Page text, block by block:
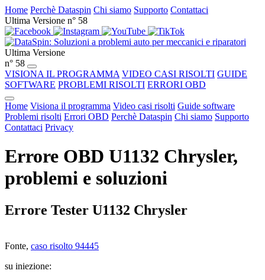
Home Perchè Dataspin Chi siamo Supporto Contattaci
Ultima Versione n° 58
Ultima Versione
n° 58
VISIONA IL PROGRAMMA VIDEO CASI RISOLTI GUIDE
SOFTWARE PROBLEMI RISOLTI ERRORI OBD
Home Visiona il programma Video casi risolti Guide software
Problemi risolti Errori OBD Perchè Dataspin Chi siamo Supporto
Contattaci Privacy
Errore OBD U1132 Chrysler,
problemi e soluzioni
Errore Tester U1132 Chrysler
Fonte, caso risolto 94445
su iniezione: